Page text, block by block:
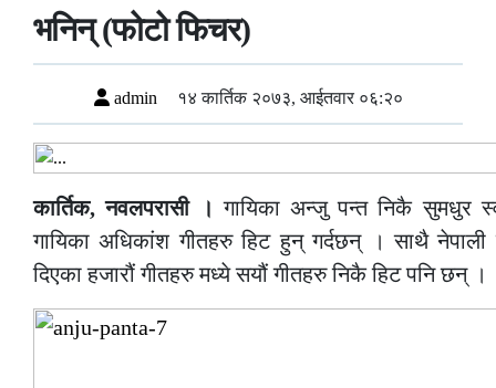
भनिन् (फोटो फिचर)
admin १४ कार्तिक २०७३, आईतवार ०६:२०
कार्तिक, नवलपरासी । गायिका अन्जु पन्त निकै सुमधुर
गायिका अधिकांश गीतहरु हिट हुन् गर्दछन् । साथै नेपाली
दिएका हजारौं गीतहरु मध्ये सयौं गीतहरु निकै हिट पनि छन् ।